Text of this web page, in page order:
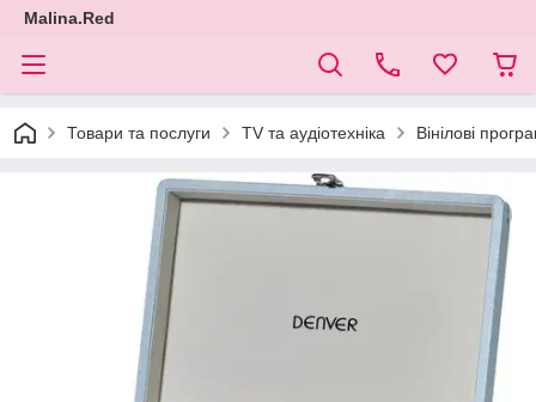
Malina.Red
Товари та послуги TV та аудіотехніка Вінілові